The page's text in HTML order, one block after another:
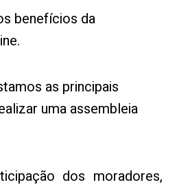
benefícios da
as principais
uma assembleia
dos moradores,